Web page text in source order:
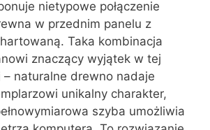
nietypowe połączenie
w przednim panelu z
Taka kombinacja
znaczący wyjątek w tej
– naturalne drewno nadaje
unikalny charakter,
szyba umożliwia